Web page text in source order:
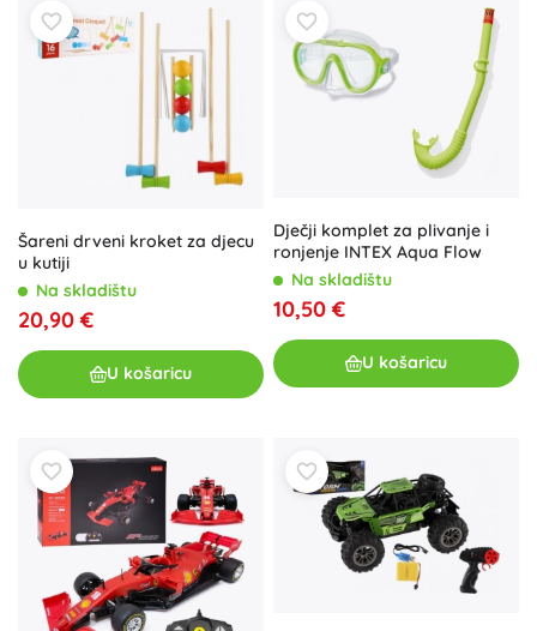
Šareni drveni kroket za djecu
u kutiji
Na skladištu
20,90 €
U košaricu
Dječji komplet za plivanje i
ronjenje INTEX Aqua Flow
Na skladištu
10,50 €
U košaricu